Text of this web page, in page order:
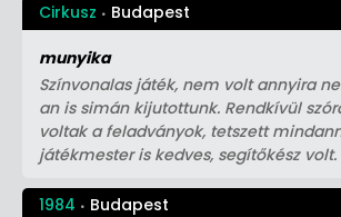
Cirkusz Budapest
munyika
Színvonalas játék, nem volt annyira
an is simán kijutottunk. Rendkívül
voltak a feladványok, tetszett
játékmester is kedves, segítőkész
1984 Budapest